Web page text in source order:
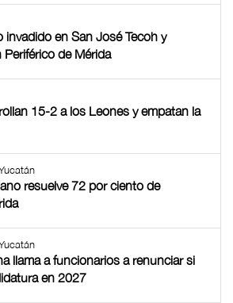
invadido en San José Tecoh y
de Mérida
15-2 a los Leones y empatan la
resuelve 72 por ciento de
llama a funcionarios a renunciar si
en 2027